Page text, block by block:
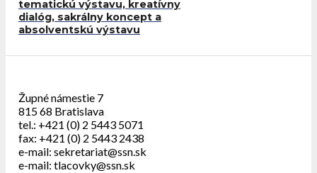
tematickú výstavu, kreatívny
dialóg, sakrálny koncept a
absolventskú výstavu
Župné námestie 7
815 68 Bratislava
tel.: +421 (0) 2 5443 5071
fax: +421 (0) 2 5443 2438
e-mail: sekretariat@ssn.sk
e-mail: tlacovky@ssn.sk